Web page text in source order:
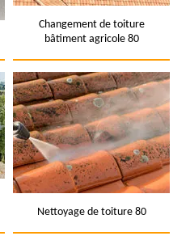
Changement de toiture
bâtiment agricole 80
Nettoyage de toiture 80